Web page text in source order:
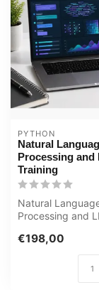
PYTHON
Natural
Processing and
Training
Natural
Processing and
Gecertificeerde
€198,00